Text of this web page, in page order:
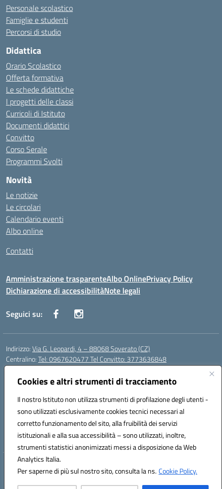
Cookies e altri strumenti di tracciamento
Il nostro Istituto non utilizza strumenti di profilazione degli utenti -
sono utilizzati esclusivamente cookies tecnici necessari al
corretto funzionamento del sito, alla fruibilità dei servizi
istituzionali e alla sua accessibilità – sono utilizzati, inoltre,
strumenti statistici anonimizzati messi a disposizione da Web
Analytics Italia.
Per saperne di più sul nostro sito, consulta la ns.Cookie Policy.
Personale scolastico
Famiglie e studenti
Percorsi di studio
Didattica
Orario Scolastico
Offerta formativa
Le schede didattiche
I progetti delle classi
Curricoli di Istituto
Documenti didattici
Convitto
Corso Serale
Programmi Svolti
Novità
Le notizie
Le circolari
Calendario eventi
Albo online
Contatti
Amministrazione trasparenteAlbo OnlinePrivacy Policy
Dichiarazione di accessibilitàNote legali
Seguici su:
Indirizzo:Via G. Leopardi, 4 – 88068 Soverato (CZ)
Centralino:Tel: 0967620477 Tel Convitto: 3773636848
Email:
Posta elettronica certificata (PEC):czrh04000q@pec.istruzione.it
Codice fiscale: 84000690796
Codice meccanografico:CZRH04000Q
Codice Indice delle Pubbliche Amministrazioni (IPA): istsc_czrh04000q
Codice unico di fatturazione (CUF): UF9M13
Hosting & Powered by 3D Solution S.r.l.
Concept & Design by Designers Italia